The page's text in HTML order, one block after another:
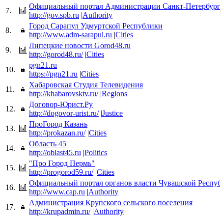
7.
Официальный портал Администрации Санкт-
http://gov.spb.ru |Authority
8.
Город Сарапул Удмуртской Республики
http://www.adm-sarapul.ru |Cities
9.
Липецкие новости Gorod48.ru
http://gorod48.ru/ |Cities
10.
pgn21.ru
https://pgn21.ru |Cities
11.
Хабаровская Студия Телевидения
http://khabarovsktv.ru/ |Regions
12.
Договор-Юрист.Ру
http://dogovor-urist.ru/ |Justice
13.
ПроГород Казань
http://prokazan.ru/ |Cities
14.
Область 45
http://oblast45.ru |Politics
15.
"Про Город Пермь"
http://progorod59.ru/ |Cities
16.
Официальный портал органов власти Чувашской
http://www.cap.ru |Authority
17.
Администрация Крупского сельского поселения
http://krupadmin.ru/ |Authority